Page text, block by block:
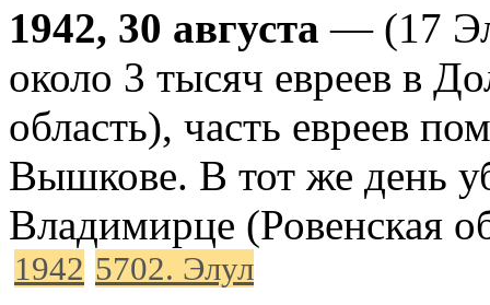
1942, 30 августа — (17
около 3 тысяч евреев в
область), часть евреев
Вышкове. В тот же день
Владимирце (Ровенская
1942 5702. Элул